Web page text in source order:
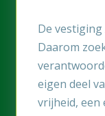
De
Daarom
eigen deel
vrijheid, een